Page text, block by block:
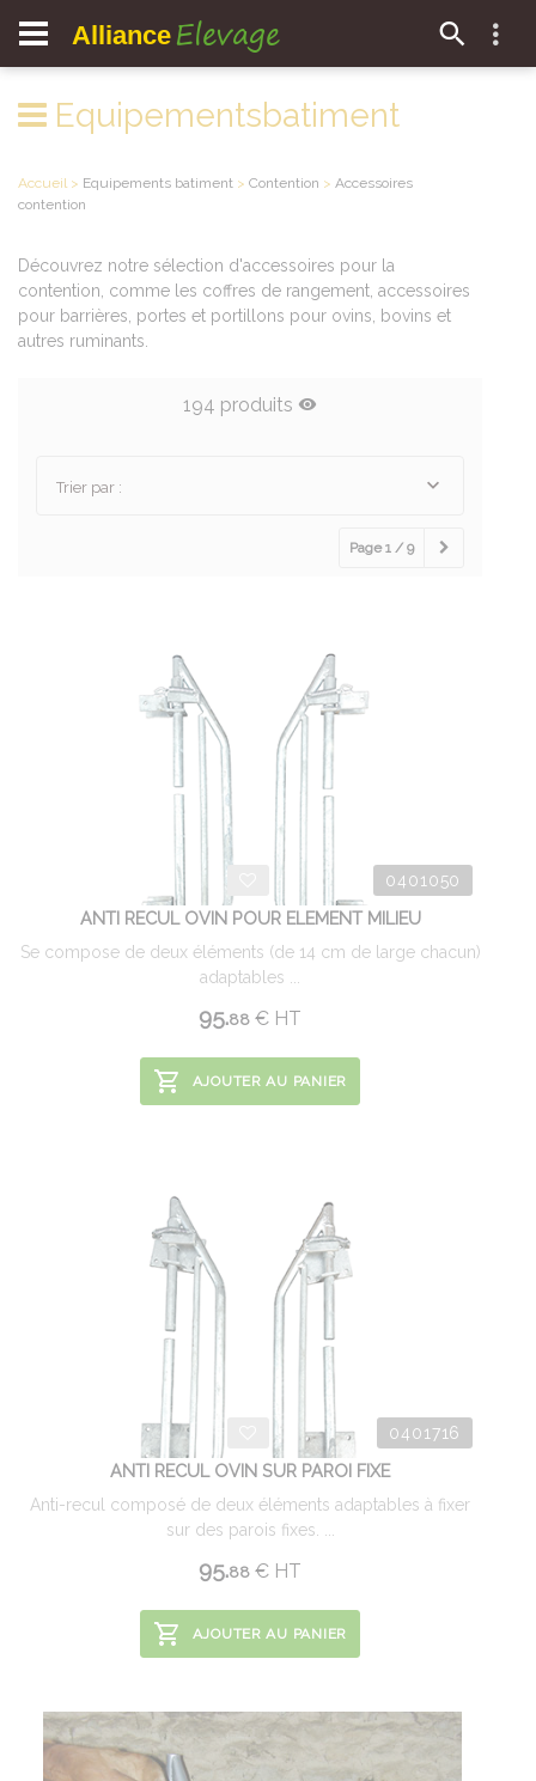
Alliance Elevage
Equipementsbatiment
Accueil > Equipements batiment > Contention > Accessoires
contention
Découvrez notre sélection d'accessoires pour la
contention, comme les coffres de rangement, accessoires
pour barrières, portes et portillons pour ovins, bovins et
autres ruminants.
194 produits
Trier par :
Page 1 / 9
0401050
ANTI RECUL OVIN POUR ELEMENT MILIEU
Se compose de deux éléments (de 14 cm de large chacun)
adaptables ...
95.88 € HT
AJOUTER AU PANIER
0401716
ANTI RECUL OVIN SUR PAROI FIXE
Anti-recul composé de deux éléments adaptables à fixer
sur des parois fixes. ...
95.88 € HT
AJOUTER AU PANIER